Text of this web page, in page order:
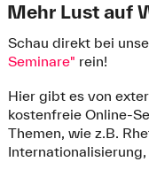
Mehr Lust auf
Schau direkt bei
Seminare" rein!
Hier gibt es von
kostenfreie Online-
Themen, wie z.B.